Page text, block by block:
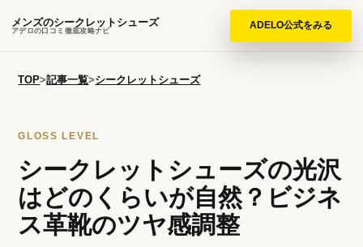
メンズのシークレットシューズ
アデロの口コミ徹底攻略ナビ ADELO公式をみる
TOP>記事一覧>シークレットシューズ
GLOSS LEVEL
シークレットシューズの光沢
はどのくらいが自然？ビジネ
ス革靴のツヤ感調整